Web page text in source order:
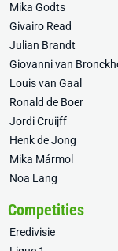
Mika Godts
Givairo Read
Julian Brandt
Giovanni van
Louis van Gaal
Ronald de Boer
Jordi Cruijff
Henk de Jong
Mika Mármol
Noa Lang
Competities
Eredivisie